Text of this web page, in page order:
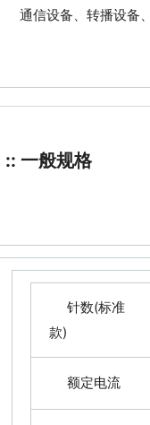
通信设备、转播设备、
:: 一般规格
针数(标准
款)
额定电流